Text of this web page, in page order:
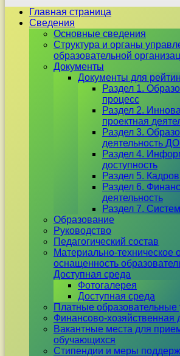
Главная страница
Сведения
Основные сведения
Структура и органы
образовательной
Документы
Документы для
Раздел 1.
процесс
Раздел 2.
проектная
Раздел 3.
деятельность
Раздел 4.
доступность
Раздел 5.
Раздел 6.
деятельность
Раздел 7.
Образование
Руководство
Педагогический состав
Материально-техническое
оснащенность
Доступная среда
Фотогалерея
Доступная среда
Платные образовательные
Финансово-хозяйственная
Вакантные места для
обучающихся
Стипендии и меры